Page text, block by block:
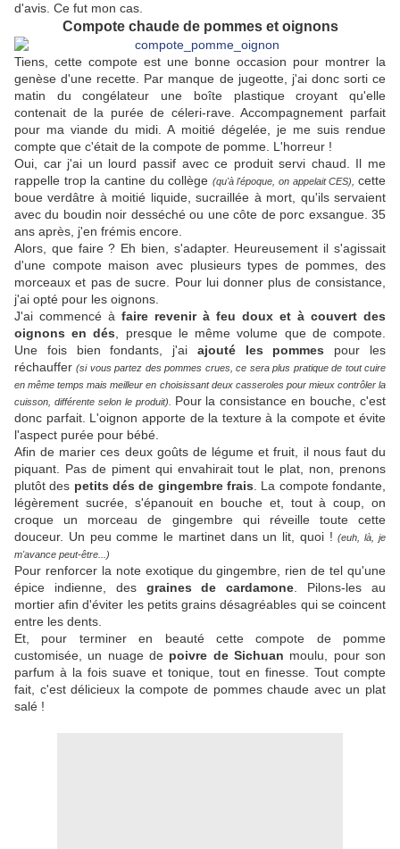
d'avis. Ce fut mon cas.
Compote chaude de pommes et oignons
Tiens, cette compote est une bonne occasion pour montrer la
genèse d'une recette. Par manque de jugeotte, j'ai donc sorti ce
matin du congélateur une boîte plastique croyant qu'elle
contenait de la purée de céleri-rave. Accompagnement parfait
pour ma viande du midi. A moitié dégelée, je me suis rendue
compte que c'était de la compote de pomme. L'horreur !
Oui, car j'ai un lourd passif avec ce produit servi chaud. Il me
rappelle trop la cantine du collège (qu'à l'époque, on appelait CES),cette
boue verdâtre à moitié liquide, sucraillée à mort, qu'ils servaient
avec du boudin noir desséché ou une côte de porc exsangue. 35
ans après, j'en frémis encore.
Alors, que faire ? Eh bien, s'adapter. Heureusement il s'agissait
d'une compote maison avec plusieurs types de pommes, des
morceaux et pas de sucre. Pour lui donner plus de consistance,
j'ai opté pour les oignons.
J'ai commencé à faire revenir à feu doux et à couvert des
oignons en dés , presque le même volume que de compote.
Une fois bien fondants, j'ai ajouté les pommes pour les
réchauffer(si vous partez des pommes crues, ce sera plus pratique de tout cuire
en même temps mais meilleur en choisissant deux casseroles pour mieux contrôler la
cuisson, différente selon le produit).
Pour la consistance en bouche, c'est
donc parfait. L'oignon apporte de la texture à la compote et évite
l'aspect purée pour bébé.
Afin de marier ces deux goûts de légume et fruit, il nous faut du
piquant. Pas de piment qui envahirait tout le plat, non, prenons
plutôt des petits dés de gingembre frais . La compote fondante,
légèrement sucrée, s'épanouit en bouche et, tout à coup, on
croque un morceau de gingembre qui réveille toute cette
douceur. Un peu comme le martinet dans un lit, quoi !(euh, là, je
m'avance peut-être...)
Pour renforcer la note exotique du gingembre, rien de tel qu'une
épice indienne, des graines de cardamone . Pilons-les au
mortier afin d'éviter les petits grains désagréables qui se coincent
entre les dents.
Et, pour terminer en beauté cette compote de pomme
customisée, un nuage de poivre de Sichuan moulu, pour son
parfum à la fois suave et tonique, tout en finesse. Tout compte
fait, c'est délicieux la compote de pommes chaude avec un plat
salé !